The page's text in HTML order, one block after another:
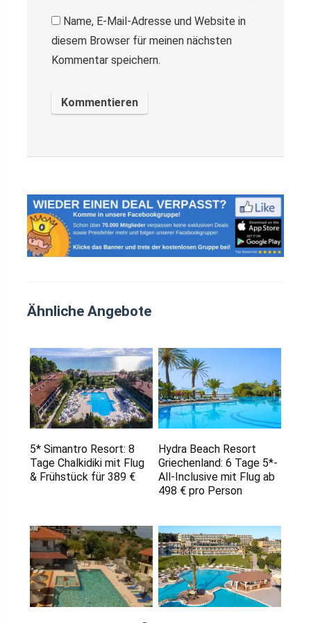
Name, E-Mail-Adresse und Website in
diesem Browser für meinen nächsten
Kommentar speichern.
Ähnliche Angebote
5* Simantro Resort: 8
Tage Chalkidiki mit Flug
& Frühstück für 389 €
Hydra Beach Resort
Griechenland: 6 Tage 5*-
All-Inclusive mit Flug ab
498 € pro Person